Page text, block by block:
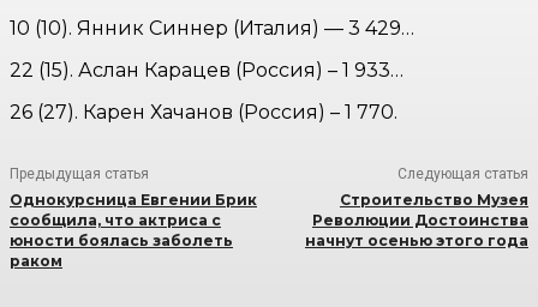
10 (10). Янник Синнер (Италия) — 3 429…
22 (15). Аслан Карацев (Россия) – 1 933…
26 (27). Карен Хачанов (Россия) – 1 770.
Предыдущая статья
Однокурсница Евгении Брик
сообщила, что актриса с
юности боялась заболеть
раком
Следующая статья
Строительство Музея
Революции Достоинства
начнут осенью этого года